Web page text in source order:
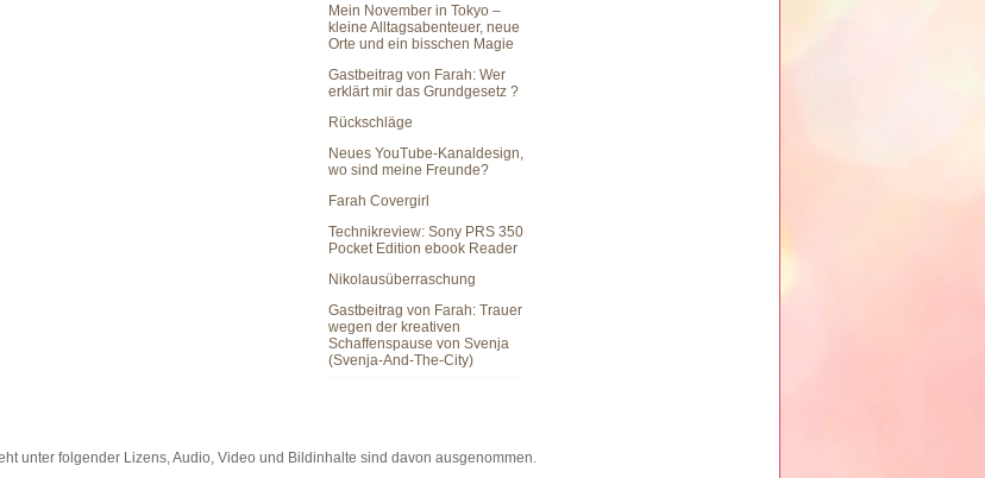
Mein November in Tokyo –
kleine Alltagsabenteuer, neue
Orte und ein bisschen Magie
Gastbeitrag von Farah: Wer
erklärt mir das Grundgesetz ?
Rückschläge
Neues YouTube-Kanaldesign,
wo sind meine Freunde?
Farah Covergirl
Technikreview: Sony PRS 350
Pocket Edition ebook Reader
Nikolausüberraschung
Gastbeitrag von Farah: Trauer
wegen der kreativen
Schaffenspause von Svenja
(Svenja-And-The-City)
unter folgender Lizens, Audio, Video und Bildinhalte sind davon ausgenommen.